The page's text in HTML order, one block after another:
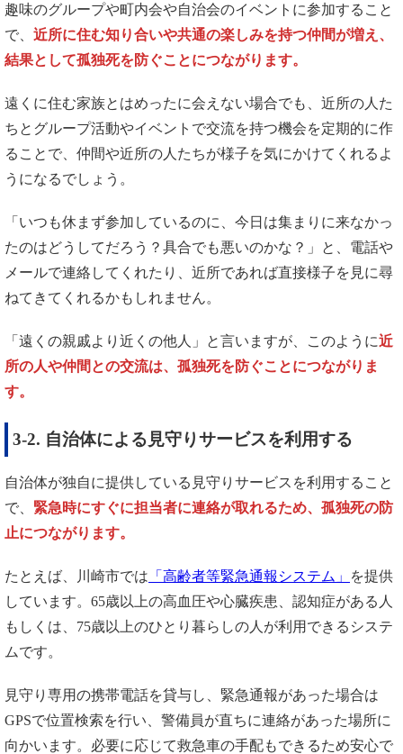
趣味のグループや町内会や自治会のイベントに参加すること
で、 近所に住む知り合いや共通の楽しみを持つ仲間が増え、
結果として孤独死を防ぐことにつながります。
遠くに住む家族とはめったに会えない場合でも、近所の人た
ちとグループ活動やイベントで交流を持つ機会を定期的に作
ることで、仲間や近所の人たちが様子を気にかけてくれるよ
うになるでしょう。
「いつも休まず参加しているのに、今日は集まりに来なかっ
たのはどうしてだろう？具合でも悪いのかな？」と、電話や
メールで連絡してくれたり、近所であれば直接様子を見に尋
ねてきてくれるかもしれません。
「遠くの親戚より近くの他人」と言いますが、このように近
所の人や仲間との交流は、孤独死を防ぐことにつながりま
す。
3-2. 自治体による見守りサービスを利用する
自治体が独自に提供している見守りサービスを利用すること
で、 緊急時にすぐに担当者に連絡が取れるため、孤独死の防
止につながります。
たとえば、川崎市では 「高齢者等緊急通報システム」
を提供
しています。65歳以上の高血圧や心臓疾患、認知症がある人
もしくは、75歳以上のひとり暮らしの人が利用できるシステ
ムです。
見守り専用の携帯電話を貸与し、緊急通報があった場合は
GPSで位置検索を行い、警備員が直ちに連絡があった場所に
向かいます。必要に応じて救急車の手配もできるため安心で